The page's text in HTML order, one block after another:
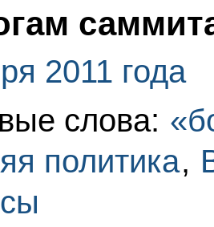
2011 года
слова:
политика,